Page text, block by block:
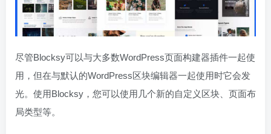
尽管Blocksy可以与大多数WordPress页面构建器插件一起使
用，但在与默认的WordPress区块编辑器一起使用时它会发
光。使用Blocksy，您可以使用几个新的自定义区块、页面布
局类型等。